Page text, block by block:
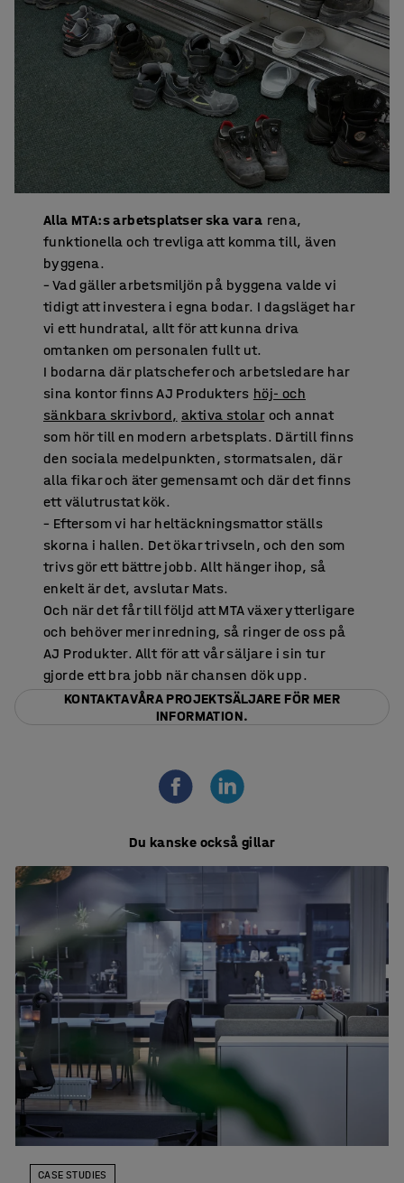
Alla MTA:s arbetsplatser ska vara rena,
funktionella och trevliga att komma till, även
byggena.
– Vad gäller arbetsmiljön på byggena valde vi
tidigt att investera i egna bodar. I dagsläget har
vi ett hundratal, allt för att kunna driva
omtanken om personalen fullt ut.
I bodarna där platschefer och arbetsledare har
sina kontor finns AJ Produkters höj- och
sänkbara skrivbord, aktiva stolaroch annat
som hör till en modern arbetsplats. Därtill finns
den sociala medelpunkten, stormatsalen, där
alla fikar och äter gemensamt och där det finns
ett välutrustat kök.
– Eftersom vi har heltäckningsmattor ställs
skorna i hallen. Det ökar trivseln, och den som
trivs gör ett bättre jobb. Allt hänger ihop, så
enkelt är det, avslutar Mats.
Och när det får till följd att MTA växer ytterligare
och behöver mer inredning, så ringer de oss på
AJ Produkter. Allt för att vår säljare i sin tur
gjorde ett bra jobb när chansen dök upp.
KONTAKTA VÅRA PROJEKTSÄLJARE FÖR MER
INFORMATION.
Du kanske också gillar
CASE STUDIES